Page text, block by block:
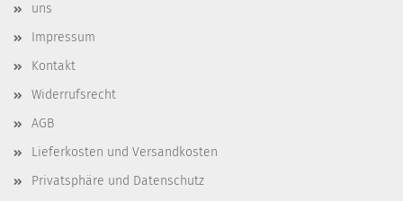
uns
Impressum
Kontakt
Widerrufsrecht
AGB
Lieferkosten und Versandkosten
Privatsphäre und Datenschutz